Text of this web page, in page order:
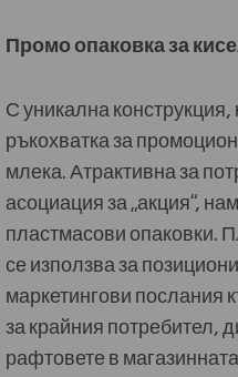
Промо опаковка за
С уникална
ръкохватка за
млека. Атрактивна за
асоциация за „акция“,
пластмасови опаковки.
се използва за
маркетингови послания
за крайния потребител,
рафтовете в